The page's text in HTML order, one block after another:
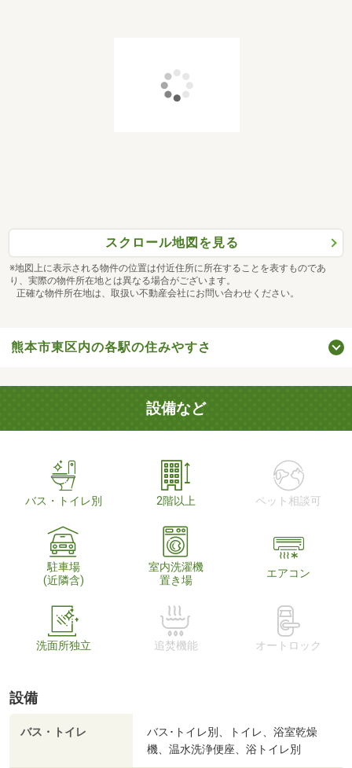
スクロール地図を見る
※地図上に表示される物件の位置は付近住所に所在することを表すものであ
り、実際の物件所在地とは異なる場合がございます。
正確な物件所在地は、取扱い不動産会社にお問い合わせください。
熊本市東区内の各駅の住みやすさ
設備など
バス・トイレ別 2階以上 ペット相談可
駐車場
(近隣含)
室内洗濯機
置き場
エアコン
洗面所独立 追焚機能 オートロック
設備
バス・トイレ
バス･トイレ別、トイレ、浴室乾燥
機、温水洗浄便座、浴トイレ別